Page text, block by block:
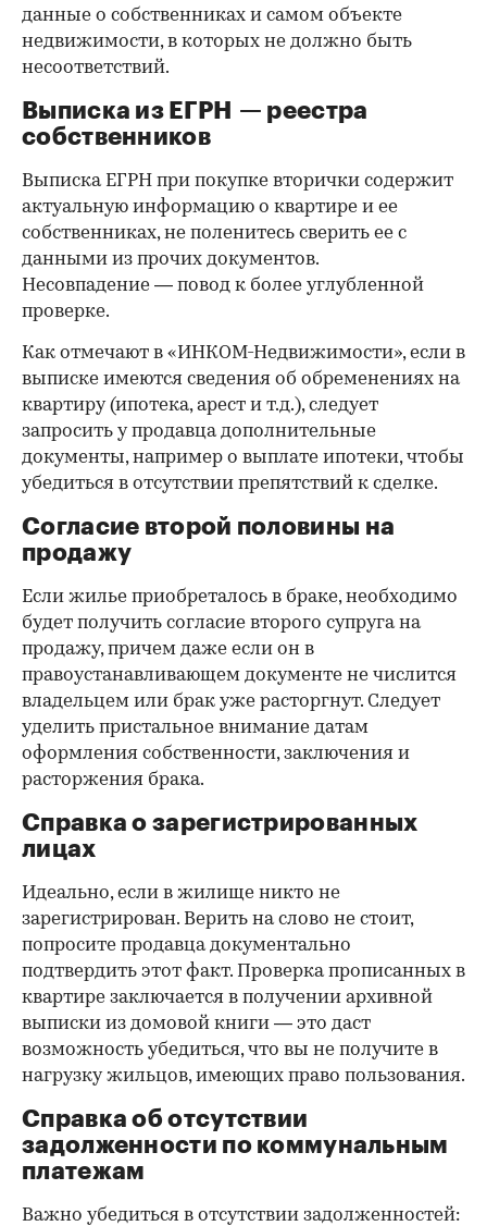
данные о собственниках и самом объекте
недвижимости, в которых не должно быть
несоответствий.
Выписка из ЕГРН — реестра
собственников
Выписка ЕГРН при покупке вторички содержит
актуальную информацию о квартире и ее
собственниках, не поленитесь сверить ее с
данными из прочих документов.
Несовпадение — повод к более углубленной
проверке.
Как отмечают в «ИНКОМ-Недвижимости», если в
выписке имеются сведения об обременениях на
квартиру (ипотека, арест и т.д.), следует
запросить у продавца дополнительные
документы, например о выплате ипотеки, чтобы
убедиться в отсутствии препятствий к сделке.
Согласие второй половины на
продажу
Если жилье приобреталось в браке, необходимо
будет получить согласие второго супруга на
продажу, причем даже если он в
правоустанавливающем документе не числится
владельцем или брак уже расторгнут. Следует
уделить пристальное внимание датам
оформления собственности, заключения и
расторжения брака.
Справка о зарегистрированных
лицах
Идеально, если в жилище никто не
зарегистрирован. Верить на слово не стоит,
попросите продавца документально
подтвердить этот факт. Проверка прописанных в
квартире заключается в получении архивной
выписки из домовой книги — это даст
возможность убедиться, что вы не получите в
нагрузку жильцов, имеющих право пользования.
Справка об отсутствии
задолженности по коммунальным
платежам
Важно убедиться в отсутствии задолженностей: